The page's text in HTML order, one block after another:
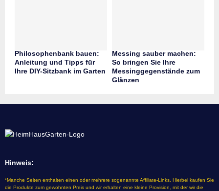
Philosophenbank bauen:
Anleitung und Tipps für
Ihre DIY-Sitzbank im Garten
Messing sauber machen:
So bringen Sie Ihre
Messinggegenstände zum
Glänzen
Hinweis:
*Manche Seiten enthalten einen oder mehrere sogenannte Affiliate-Links. Hierbei kaufen Sie
die Produkte zum gewohnten Preis und wir erhalten eine kleine Provision, mit der wir die